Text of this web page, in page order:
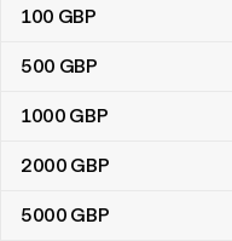
100 GBP
500 GBP
1000 GBP
2000 GBP
5000 GBP